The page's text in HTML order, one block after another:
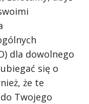
dla dowolnego
się o
że te
do Twojego